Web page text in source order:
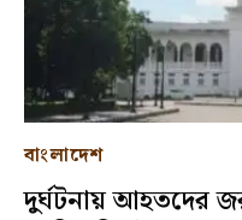
বাংলাদেশ
দুর্ঘটনায় আহতদের